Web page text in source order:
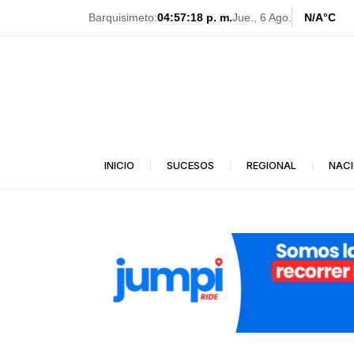
Barquisimeto:04:57:19 p. m.Jue., 6 Ago. N/A°C
INICIO SUCESOS REGIONAL